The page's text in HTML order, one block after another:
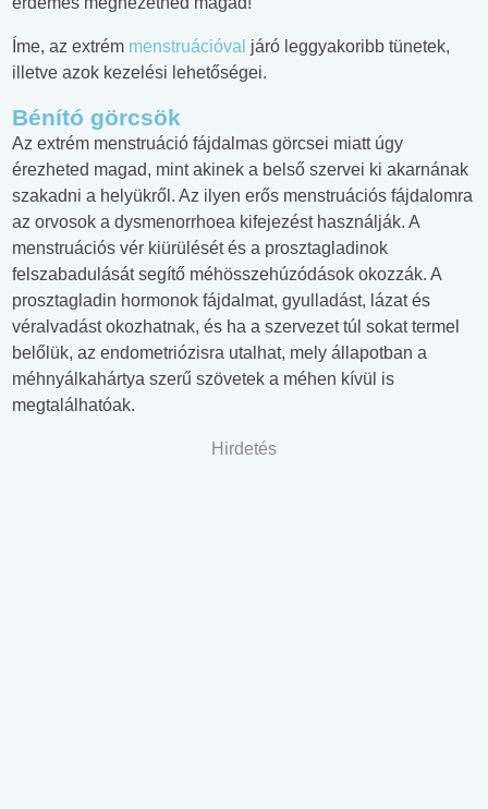
Íme, az extrém menstruációval járó leggyakoribb tünetek,
illetve azok kezelési lehetőségei.
Bénító görcsök
Az extrém menstruáció fájdalmas görcsei miatt úgy
érezheted magad, mint akinek a belső szervei ki akarnának
szakadni a helyükről. Az ilyen erős menstruációs fájdalomra
az orvosok a dysmenorrhoea kifejezést használják. A
menstruációs vér kiürülését és a prosztagladinok
felszabadulását segítő méhösszehúzódások okozzák. A
prosztagladin hormonok fájdalmat, gyulladást, lázat és
véralvadást okozhatnak, és ha a szervezet túl sokat termel
belőlük, az endometriózisra utalhat, mely állapotban a
méhnyálkahártya szerű szövetek a méhen kívül is
megtalálhatóak.
Hirdetés